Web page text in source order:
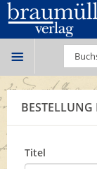
BESTELLUNG
Titel